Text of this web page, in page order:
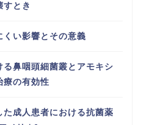
すとき
くい影響とその意義
鼻咽頭細菌叢とアモキシ
療の有効性
成人患者における抗菌薬